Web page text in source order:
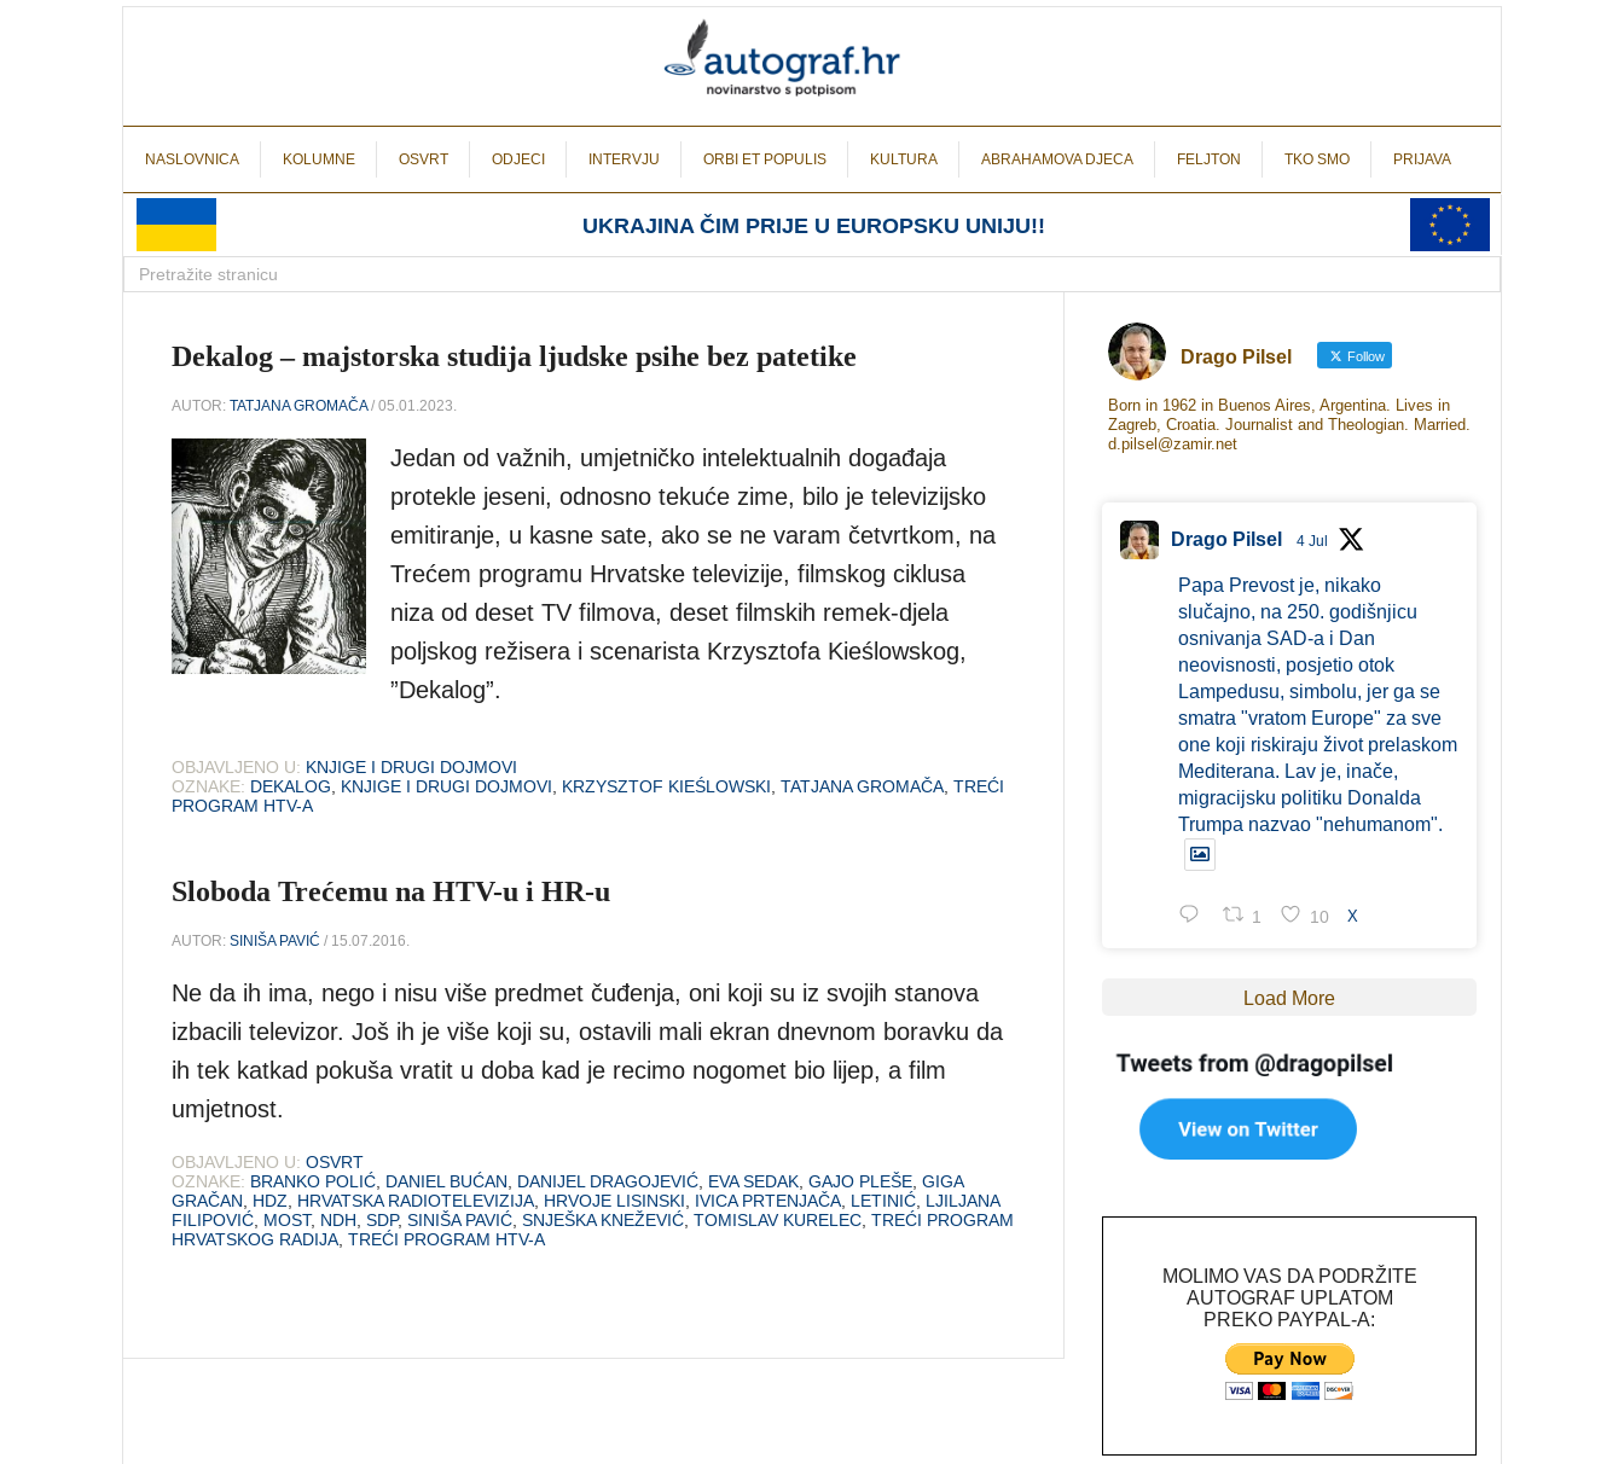
NASLOVNICA KOLUMNE OSVRT ODJECI INTERVJU ORBI ET POPULIS KULTURA ABRAHAMOVA DJECA FELJTON TKO SMO PRIJAVA
UKRAJINA ČIM PRIJE U EUROPSKU UNIJU!!
Dekalog – majstorska studija ljudske psihe bez patetike
AUTOR: TATJANA GROMAČA/ 05.01.2023.
Jedan od važnih, umjetničko intelektualnih događaja
protekle jeseni, odnosno tekuće zime, bilo je televizijsko
emitiranje, u kasne sate, ako se ne varam četvrtkom, na
Trećem programu Hrvatske televizije, filmskog ciklusa
niza od deset TV filmova, deset filmskih remek-djela
poljskog režisera i scenarista Krzysztofa Kieślowskog,
”Dekalog”.
OBJAVLJENO U: KNJIGE I DRUGI DOJMOVI
OZNAKE: DEKALOG KNJIGE I DRUGI DOJMOVI KRZYSZTOF KIEŚLOWSKI TATJANA GROMAČA TREĆI
PROGRAM HTV-A
Sloboda Trećemu na HTV-u i HR-u
AUTOR: SINIŠA PAVIĆ / 15.07.2016.
Ne da ih ima, nego i nisu više predmet čuđenja, oni koji su iz svojih stanova
izbacili televizor. Još ih je više koji su, ostavili mali ekran dnevnom boravku da
ih tek katkad pokuša vratit u doba kad je recimo nogomet bio lijep, a film
umjetnost.
OBJAVLJENO U: OSVRT
OZNAKE: BRANKO POLIĆ DANIEL BUĆAN DANIJEL DRAGOJEVIĆ EVA SEDAK GAJO PLEŠE GIGA
GRAČAN
HDZ HRVATSKA RADIOTELEVIZIJA HRVOJE LISINSKI IVICA PRTENJAČA LETINIĆ LJILJANA
FILIPOVIĆ MOST, NDH SDP, SINIŠA PAVIĆ SNJEŠKA KNEŽEVIĆ TOMISLAV KURELEC TREĆI PROGRAM
HRVATSKOG RADIJA TREĆI PROGRAM HTV-A
Drago Pilsel Follow
Born in 1962 in Buenos Aires, Argentina. Lives in
Zagreb, Croatia. Journalist and Theologian. Married.
d.pilsel@zamir.net
Drago Pilsel 4 Jul
Papa Prevost je, nikako
slučajno, na 250. godišnjicu
osnivanja SAD-a i Dan
neovisnosti, posjetio otok
Lampedusu, simbolu, jer ga se
smatra "vratom Europe" za sve
one koji riskiraju život prelaskom
Mediterana. Lav je, inače,
migracijsku politiku Donalda
Trumpa nazvao "nehumanom".
1 10 X
Load More
MOLIMO VAS DA PODRŽITE
AUTOGRAF UPLATOM
PREKO PAYPAL-A: